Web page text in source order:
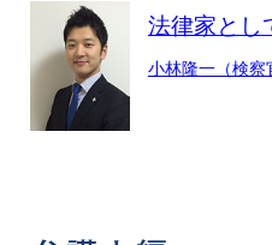
法律家とし
小林隆一（検察